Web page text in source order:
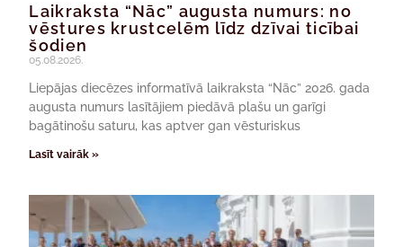
Laikraksta “Nāc” augusta numurs: no
vēstures krustcelēm līdz dzīvai ticībai
šodien
05.08.2026.
Liepājas diecēzes informatīvā laikraksta “Nāc” 2026. gada
augusta numurs lasītājiem piedāvā plašu un garīgi
bagātinošu saturu, kas aptver gan vēsturiskus
Lasīt vairāk »